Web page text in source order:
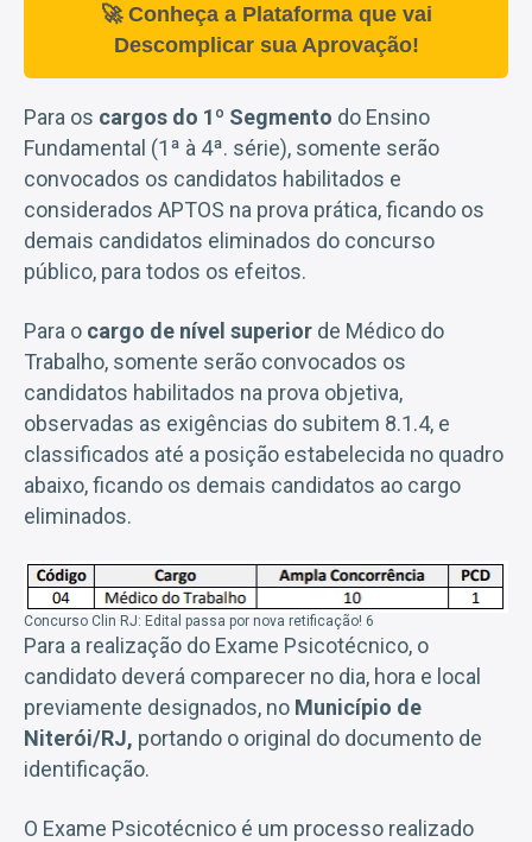
🚀 Conheça a Plataforma que vai
Descomplicar sua Aprovação!
Para os cargos do 1º Segmento do Ensino
Fundamental (1ª à 4ª. série), somente serão
convocados os candidatos habilitados e
considerados APTOS na prova prática, ficando os
demais candidatos eliminados do concurso
público, para todos os efeitos.
Para o cargo de nível superior de Médico do
Trabalho, somente serão convocados os
candidatos habilitados na prova objetiva,
observadas as exigências do subitem 8.1.4, e
classificados até a posição estabelecida no quadro
abaixo, ficando os demais candidatos ao cargo
eliminados.
Concurso Clin RJ: Edital passa por nova retificação! 6
Para a realização do Exame Psicotécnico, o
candidato deverá comparecer no dia, hora e local
previamente designados, no Município de
Niterói/RJ, portando o original do documento de
identificação.
O Exame Psicotécnico é um processo realizado